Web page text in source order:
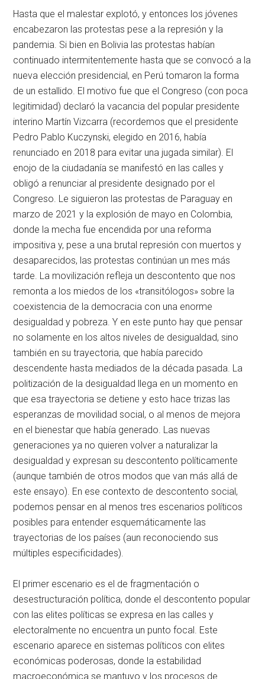
Hasta que el malestar explotó, y entonces los jóvenes
encabezaron las protestas pese a la represión y la
pandemia. Si bien en Bolivia las protestas habían
continuado intermitentemente hasta que se convocó a la
nueva elección presidencial, en Perú tomaron la forma
de un estallido. El motivo fue que el Congreso (con poca
legitimidad) declaró la vacancia del popular presidente
interino Martín Vizcarra (recordemos que el presidente
Pedro Pablo Kuczynski, elegido en 2016, había
renunciado en 2018 para evitar una jugada similar). El
enojo de la ciudadanía se manifestó en las calles y
obligó a renunciar al presidente designado por el
Congreso. Le siguieron las protestas de Paraguay en
marzo de 2021 y la explosión de mayo en Colombia,
donde la mecha fue encendida por una reforma
impositiva y, pese a una brutal represión con muertos y
desaparecidos, las protestas continúan un mes más
tarde. La movilización refleja un descontento que nos
remonta a los miedos de los «transitólogos» sobre la
coexistencia de la democracia con una enorme
desigualdad y pobreza. Y en este punto hay que pensar
no solamente en los altos niveles de desigualdad, sino
también en su trayectoria, que había parecido
descendente hasta mediados de la década pasada. La
politización de la desigualdad llega en un momento en
que esa trayectoria se detiene y esto hace trizas las
esperanzas de movilidad social, o al menos de mejora
en el bienestar que había generado. Las nuevas
generaciones ya no quieren volver a naturalizar la
desigualdad y expresan su descontento políticamente
(aunque también de otros modos que van más allá de
este ensayo). En ese contexto de descontento social,
podemos pensar en al menos tres escenarios políticos
posibles para entender esquemáticamente las
trayectorias de los países (aun reconociendo sus
múltiples especificidades).
El primer escenario es el de fragmentación o
desestructuración política, donde el descontento popular
con las elites políticas se expresa en las calles y
electoralmente no encuentra un punto focal. Este
escenario aparece en sistemas políticos con elites
económicas poderosas, donde la estabilidad
macroeconómica se mantuvo y los procesos de